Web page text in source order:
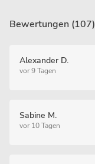
Bewertungen (107)
Alexander D.
vor 9 Tagen
Sabine M.
vor 10 Tagen